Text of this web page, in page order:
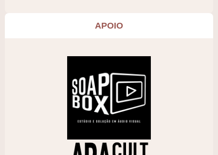
APOIO